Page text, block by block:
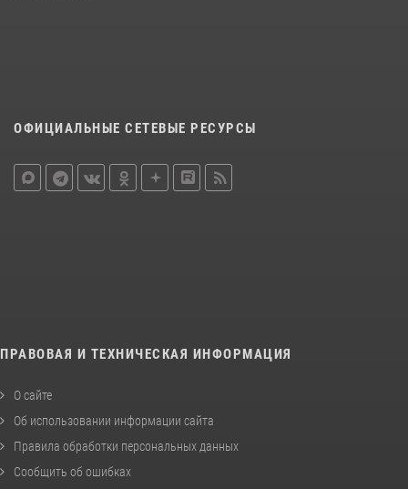
ОФИЦИАЛЬНЫЕ СЕТЕВЫЕ РЕСУРСЫ
ПРАВОВАЯ И ТЕХНИЧЕСКАЯ ИНФОРМАЦИЯ
О сайте
Об использовании информации сайта
Правила обработки персональных данных
Сообщить об ошибках